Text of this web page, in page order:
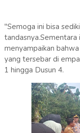
"Semoga ini bisa
menyampaikan
yang tersebar di
1 hingga Dusun 4.